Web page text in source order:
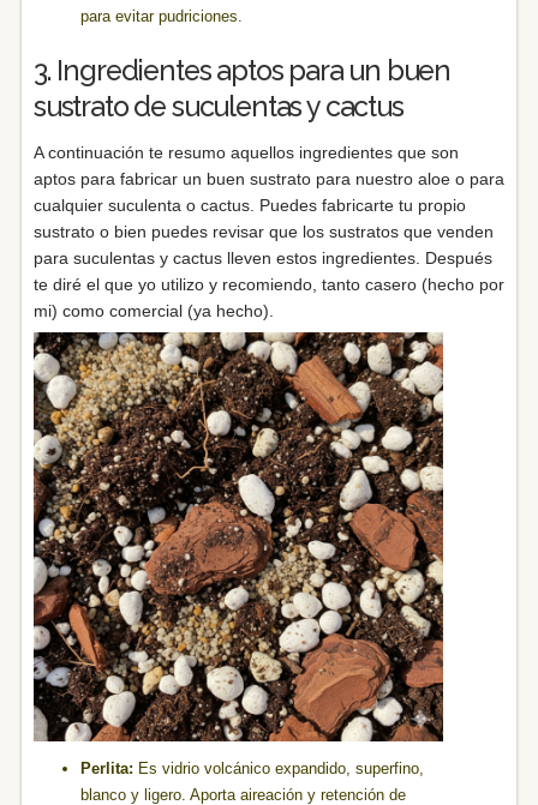
para evitar pudriciones.
3. Ingredientes aptos para un buen
sustrato de suculentas y cactus
A continuación te resumo aquellos ingredientes que son
aptos para fabricar un buen sustrato para nuestro aloe o para
cualquier suculenta o cactus. Puedes fabricarte tu propio
sustrato o bien puedes revisar que los sustratos que venden
para suculentas y cactus lleven estos ingredientes. Después
te diré el que yo utilizo y recomiendo, tanto casero (hecho por
mi) como comercial (ya hecho).
Perlita: Es vidrio volcánico expandido, superfino,
blanco y ligero. Aporta aireación y retención de